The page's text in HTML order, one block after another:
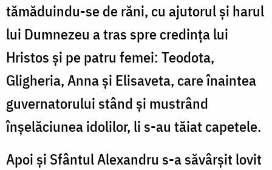
tămăduindu-se de răni, cu ajutorul și harul
lui Dumnezeu a tras spre credința lui
Hristos și pe patru femei: Teodota,
Gligheria, Anna și Elisaveta, care înaintea
guvernatorului stând și mustrând
înșelăciunea idolilor, li s-au tăiat capetele.
Apoi și Sfântul Alexandru s-a săvârșit lovit